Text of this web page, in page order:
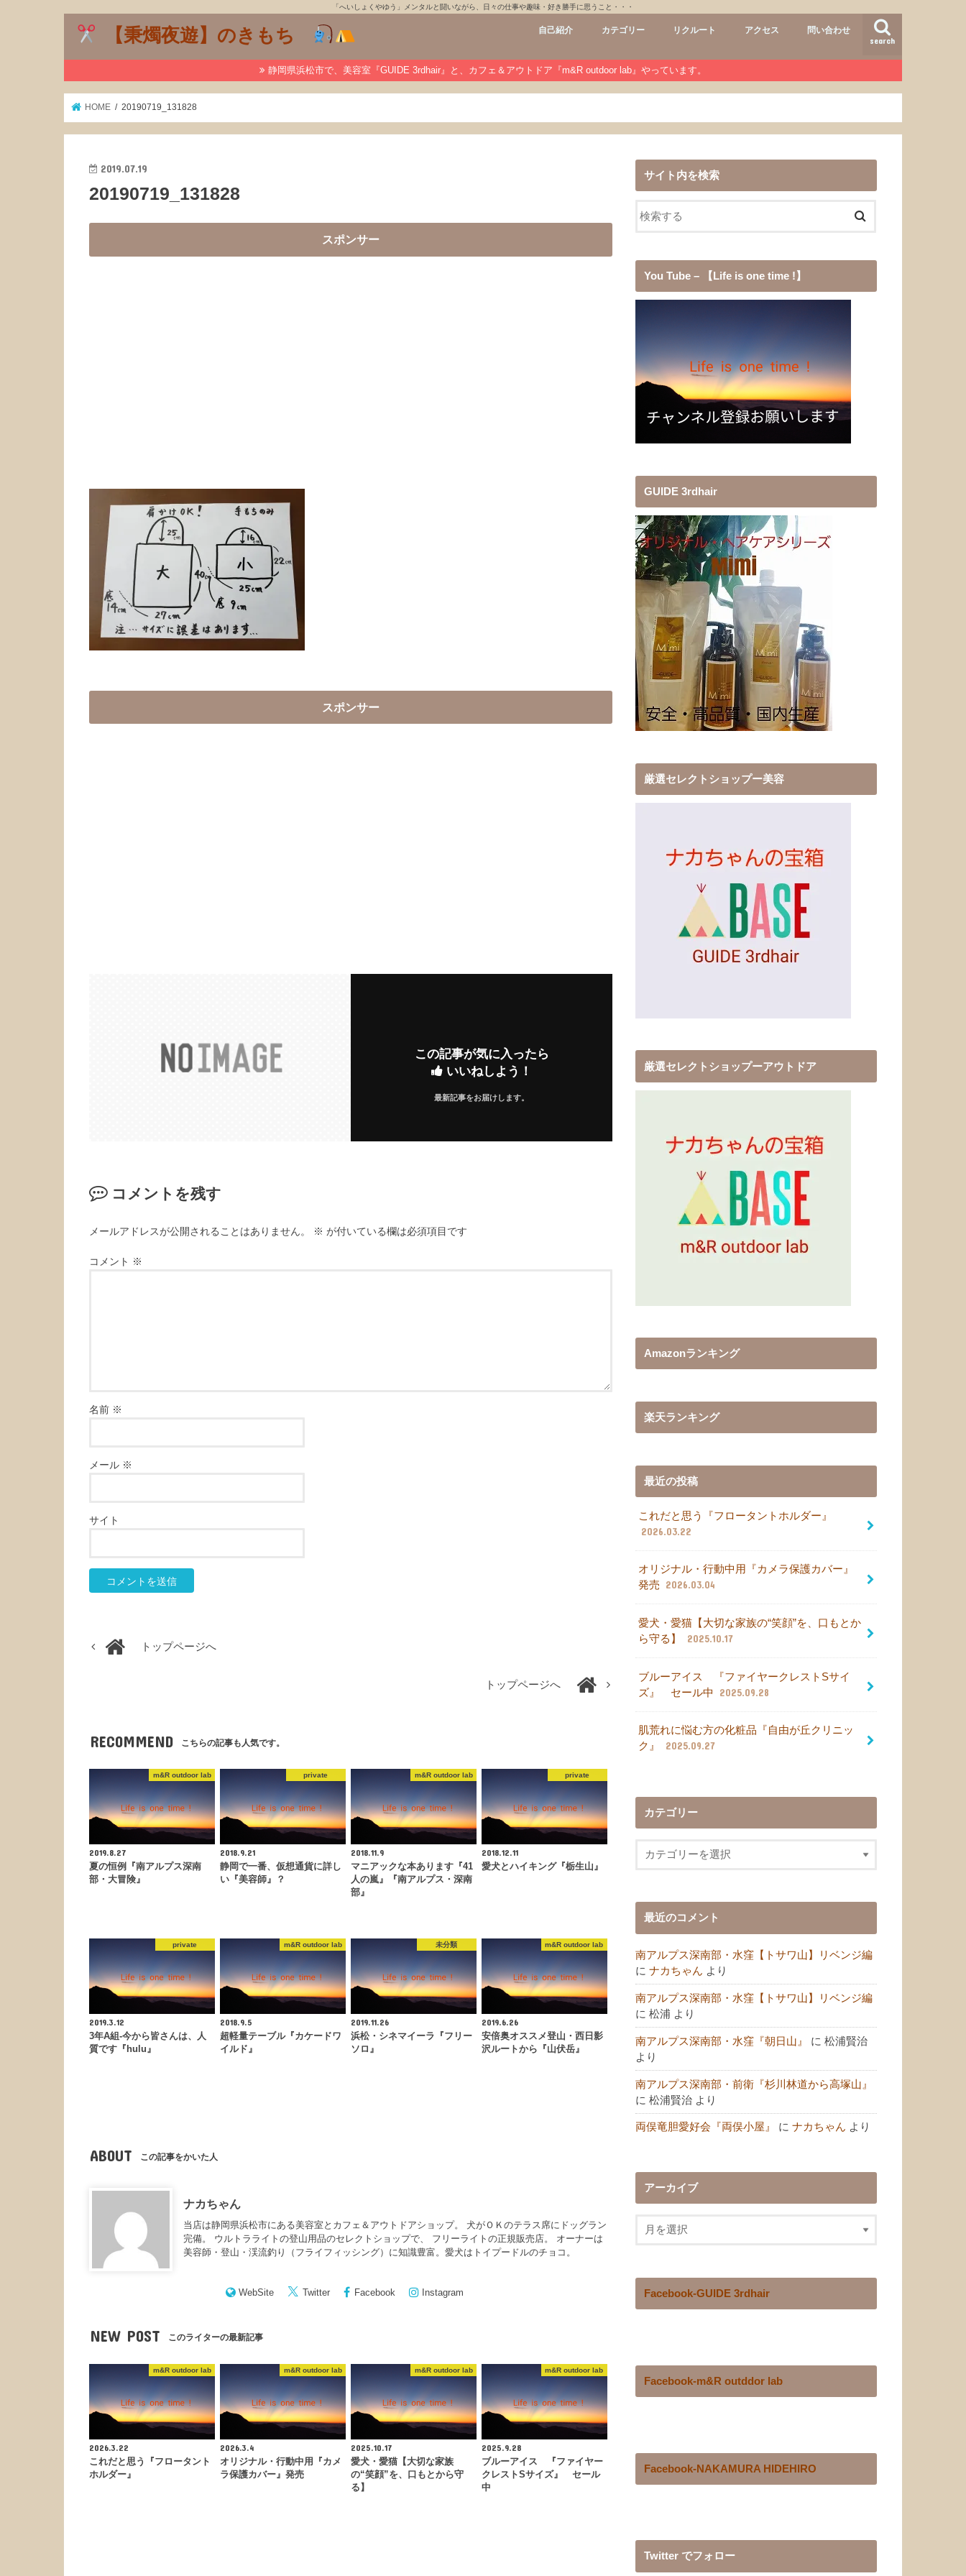
「へいしょくやゆう」メンタルと闘いながら、日々の仕事や趣味・好き勝手に思うこと・・・
【秉燭夜遊】のきもち search
自己紹介 カテゴリー
GUIDE 3rdhair おすすめメニュー
ヘアースタイル
商品
m&R outdoor lab ワンコ
道具
private 愛犬チョコ
渓流釣り
登山
未分類
リクルート アクセス 問い合わせ
静岡県浜松市で、美容室『GUIDE 3rdhair』と、カフェ＆アウトドア『m&R outdoor lab』やっています。
HOME 20190719_131828
2019.07.19
20190719_131828
スポンサー
スポンサー
この記事が気に入ったら
いいねしよう！
最新記事をお届けします。
コメントを残す
メールアドレスが公開されることはありません。 ※ が付いている欄は必須項目です
コメント ※
名前 ※
メール ※
サイト
トップページへ
トップページへ
RECOMMEND こちらの記事も人気です。
m&R outdoor lab
2019.8.27
夏の恒例『南アルプス深南
部・大冒険』
private
2018.9.21
静岡で一番、仮想通貨に詳し
い『美容師』？
m&R outdoor lab
2018.11.9
マニアックな本あります『41
人の嵐』『南アルプス・深南
部』
private
2018.12.11
愛犬とハイキング『栃生山』
private
2019.3.12
3年A組-今から皆さんは、人
質です『hulu』
m&R outdoor lab
2018.9.5
超軽量テーブル『カケードワ
イルド』
未分類
2019.11.26
浜松・シネマイーラ『フリー
ソロ』
m&R outdoor lab
2019.6.26
安倍奥オススメ登山・西日影
沢ルートから『山伏岳』
ABOUT この記事をかいた人
ナカちゃん
当店は静岡県浜松市にある美容室とカフェ＆アウトドアショップ。 犬がＯＫのテラス席にドッグラン
完備。 ウルトラライトの登山用品のセレクトショップで、 フリーライトの正規販売店。 オーナーは
美容師・登山・渓流釣り（フライフィッシング）に知識豊富。愛犬はトイプードルのチョコ。
WebSite Twitter Facebook Instagram
NEW POST このライターの最新記事
m&R outdoor lab
2026.3.22
これだと思う『フロータント
ホルダー』
m&R outdoor lab
2026.3.4
オリジナル・行動中用『カメ
ラ保護カバー』発売
m&R outdoor lab
2025.10.17
愛犬・愛猫【大切な家族
の“笑顔”を、口もとから守
る】
m&R outdoor lab
2025.9.28
ブルーアイス 『ファイヤー
クレストSサイズ』 セール
中
サイト内を検索
You Tube – 【Life is one time !】
GUIDE 3rdhair
厳選セレクトショップー美容
厳選セレクトショップーアウトドア
Amazonランキング
楽天ランキング
最近の投稿
これだと思う『フロータントホルダー』
2026.03.22
オリジナル・行動中用『カメラ保護カバー』
発売
2026.03.04
愛犬・愛猫【大切な家族の“笑顔”を、口もとか
ら守る】
2025.10.17
ブルーアイス 『ファイヤークレストSサイ
ズ』 セール中
2025.09.28
肌荒れに悩む方の化粧品『自由が丘クリニッ
ク』
2025.09.27
カテゴリー
最近のコメント
南アルプス深南部・水窪【トサワ山】リベンジ編
に ナカちゃん より
南アルプス深南部・水窪【トサワ山】リベンジ編
に 松浦 より
南アルプス深南部・水窪『朝日山』 に 松浦賢治
より
南アルプス深南部・前衛『杉川林道から高塚山』
に 松浦賢治 より
両俣竜胆愛好会『両俣小屋』 に ナカちゃん より
アーカイブ
Facebook-GUIDE 3rdhair
Facebook-m&R outddor lab
Facebook-NAKAMURA HIDEHIRO
Twitter でフォロー